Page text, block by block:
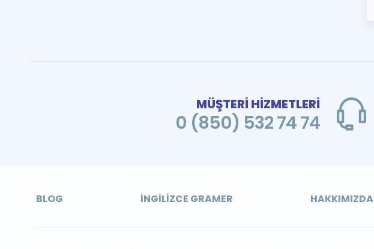
MÜŞTERİ HİZMETLERİ
0 (850) 532 74 74
BLOG İNGILIZCE GRAMER HAKKIMIZDA